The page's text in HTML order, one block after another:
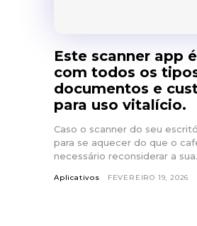
Este scanner app
com todos os
documentos e
para uso vitalício.
Caso o scanner do seu
para se aquecer do que o
necessário reconsiderar a
Aplicativos FEVEREIRO 19, 2026